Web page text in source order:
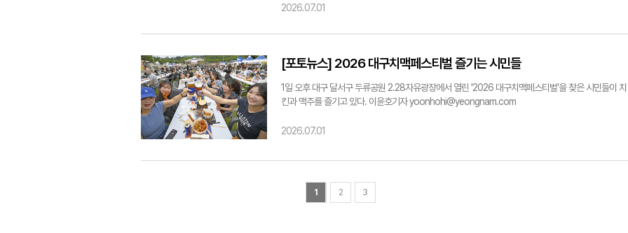
대와 새로운 '케미'를 만나볼 수 있을 것"이라고 설명했다. 사극 특유의 무거운 분위기에 머무르지 않고
는 것이 아니라 가상의 인물을 넣어 시기·질투 등 다양한 감정을 엿볼 수 있게 했다"며 "당대를 살아간
의 경우 지난해 공연에서 호평을 받은 뮤지컬 배우 이충주가 올해도 주인공 우배선 역을 맡는다. 카게요
(월이 역) 등 지역을 대표하는 배우들이 함께하며 탄탄한 앙상블을 선보일 예정이다. 음악적 변화도 꾀했
다. 대표적으로 지난해 우배선의 솔로 넘버 '살아다오'에 이어 올해는 카게요시의 솔로 넘버 '막을 수 없
대로 쓰지 않으려 했다"며 "맞춤 정장을 만들 듯 배우들에게 잘 어울리는 곡을 새롭게 만들었다"고 말했
음악과 국내 정상급 뮤지컬 배우, 대구 예술인들의 역량이 더해져 작품을 보게 된다면 기존 사극 뮤지컬
지역에서 초청 문의가 꾸준히 들어오고 있는 만큼 서울·부산 등 대도시 투어 공연을 생각하고 있다"며
"구체적인 계획은 연말쯤 윤곽이 잡힐 것으로 보고 있다"고 했다. 한편 이번 공연은 9일 오후 2시, 10일
마기간에도 '후끈'…해외 관광객도 공략한다 1일 오후 5시쯤 대구 달서구 두류공원 일대는 이미 대구치
는 치킨이 준비돼있다"며 고객 잡기에 열을 올렸다. 개막 전부터 방문객들의 열기는 식을 줄 몰랐다. 부
은 강오중(60·대구 동구)씨는 "대구에서 평생 살았지만 치맥페스티벌에 온 것은 처음이다. 야외에서 갓
또래도 많아 놀랐다. 내년에도 가족들과 다시 찾고 싶다"고 했다. 날씨도 축제를 즐기기에 그만이었다.
이날 낮 최고기온은 24~28℃로, 지난해 개막일인 7월2일 낮 최고기온이 36.4℃까지 올랐던 것과 비
씨가 이어져 만족도를 한층 높였다. 외국인 관광객의 발걸음도 꾸준히 이어졌다. 주최 측은 국내 관광객
스티벌은 올해 문화관광축제 및 명예문화관광축제 45개 중 '예비글로벌축제'로 선정되면서 해외 관광
루에 60명 가량의 단체관광객이 대구치맥페스티벌에 마련된 글로벌라운지에 방문해 대구의 치킨과 맥
주를 맛볼 수 있다. 이날 글로벌라운지에서 만난 미국 출신 그렉 그리니어(32)씨는 "친구를 통해 축제에
2026.07.01
[포토뉴스] 2026 대구치맥페스티벌 즐기는 시민들
1일 오후 대구 달서구 두류공원 2.28자유광장에서 열린 '2026 대구치맥페스티벌'을 찾은 시민들이 치
킨과 맥주를 즐기고 있다. 이윤호기자 yoonhohi@yeongnam.com
2026.07.01
1 2 3